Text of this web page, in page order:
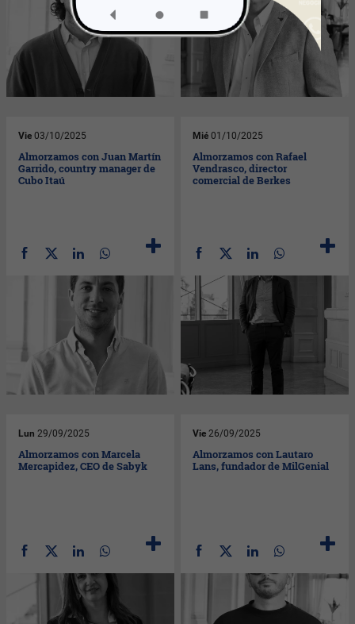
Vie 03/10/2025
Almorzamos con Juan Martín
Garrido, country manager de
Cubo Itaú
Mié 01/10/2025
Almorzamos con Rafael
Vendrasco, director
comercial de Berkes
Lun 29/09/2025
Almorzamos con Marcela
Mercapidez, CEO de Sabyk
Vie 26/09/2025
Almorzamos con Lautaro
Lans, fundador de MilGenial